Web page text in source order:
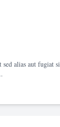
alias aut fugiat